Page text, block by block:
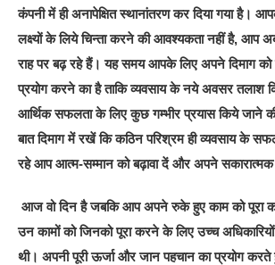
कंपनी में ही अनापेक्षित स्थानांतरण कर दिया गया है।
लक्ष्यों के लिये चिन्ता करने की आवश्यकता नहीं है, आप
राह पर बढ़ रहे हैं। यह समय आपके लिए अपने दिमाग को
प्रयोग करने का है ताकि व्यवसाय के नये अवसर
आर्थिक सफलता के लिए कुछ गम्भीर प्रयास किये जाने
बात दिमाग में रखें कि कठिन परिश्रम ही व्यवसाय के
रहे आप आत्म-सम्मान को बढ़ावा दें और अपने सकारात्मक
आज वो दिन है जबकि आप अपने रुके हुए काम को पूरा
उन कामों को जिनको पूरा करने के लिए उच्च अधिकारियों
थी। अपनी पूरी ऊर्जा और जान पहचान का प्रयोग करते